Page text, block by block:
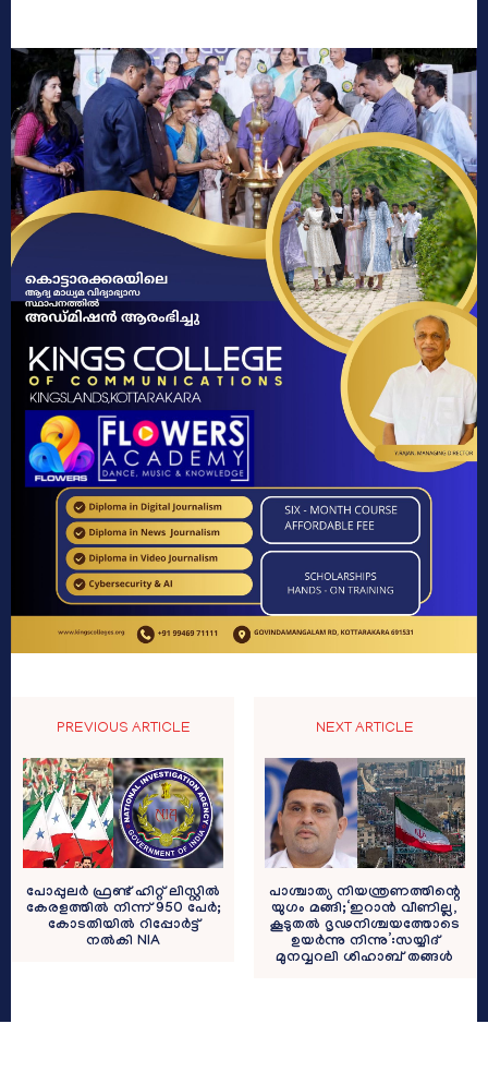
PREVIOUS ARTICLE
പോപ്പുലർ ഫ്രണ്ട് ഹിറ്റ് ലിസ്റ്റിൽ
കേരളത്തിൽ നിന്ന് 950 പേർ;
കോടതിയിൽ റിപ്പോർട്ട്
നൽകി NIA
NEXT ARTICLE
പാശ്ചാത്യ നിയന്ത്രണത്തിന്റെ
യുഗം മങ്ങി;‘ഇറാൻ വീണില്ല,
കൂടുതൽ ദൃഢനിശ്ചയത്തോടെ
ഉയർന്നു നിന്നു’:സയ്യിദ്
മുനവ്വറലി ശിഹാബ് തങ്ങൾ